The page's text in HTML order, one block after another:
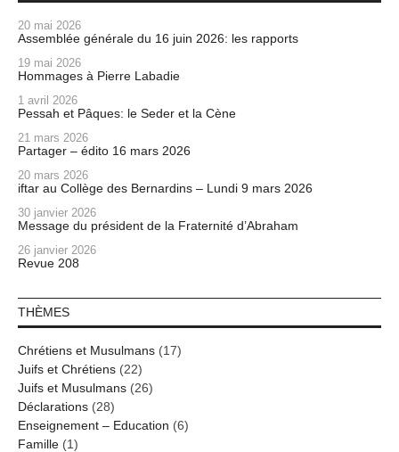
20 mai 2026
Assemblée générale du 16 juin 2026: les rapports
19 mai 2026
Hommages à Pierre Labadie
1 avril 2026
Pessah et Pâques: le Seder et la Cène
21 mars 2026
Partager – édito 16 mars 2026
20 mars 2026
iftar au Collège des Bernardins – Lundi 9 mars 2026
30 janvier 2026
Message du président de la Fraternité d’Abraham
26 janvier 2026
Revue 208
THÈMES
Chrétiens et Musulmans (17)
Juifs et Chrétiens (22)
Juifs et Musulmans (26)
Déclarations (28)
Enseignement – Education (6)
Famille (1)